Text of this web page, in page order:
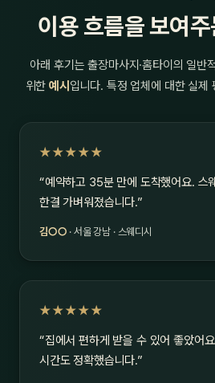
이용 흐름을 보여주
아래 후기는 출장마사지·홈타이의 일반
위한예시 입니다. 특정 업체에 대한 실제
★★★★★
“예약하고 35분 만에 도착했어요. 스
한결 가벼워졌습니다.”
김○○ · 서울 강남 · 스웨디시
★★★★★
“집에서 편하게 받을 수 있어 좋았어
시간도 정확했습니다.”